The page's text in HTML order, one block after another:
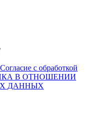
Согласие с обработкой
В ОТНОШЕНИИ
ДАННЫХ